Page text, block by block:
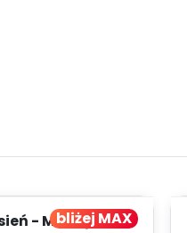
bliżej MAX
- MIESIĘCZNY